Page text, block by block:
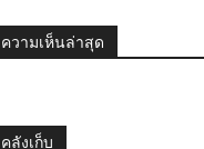
ความเห็นล่าสุด
คลังเก็บ